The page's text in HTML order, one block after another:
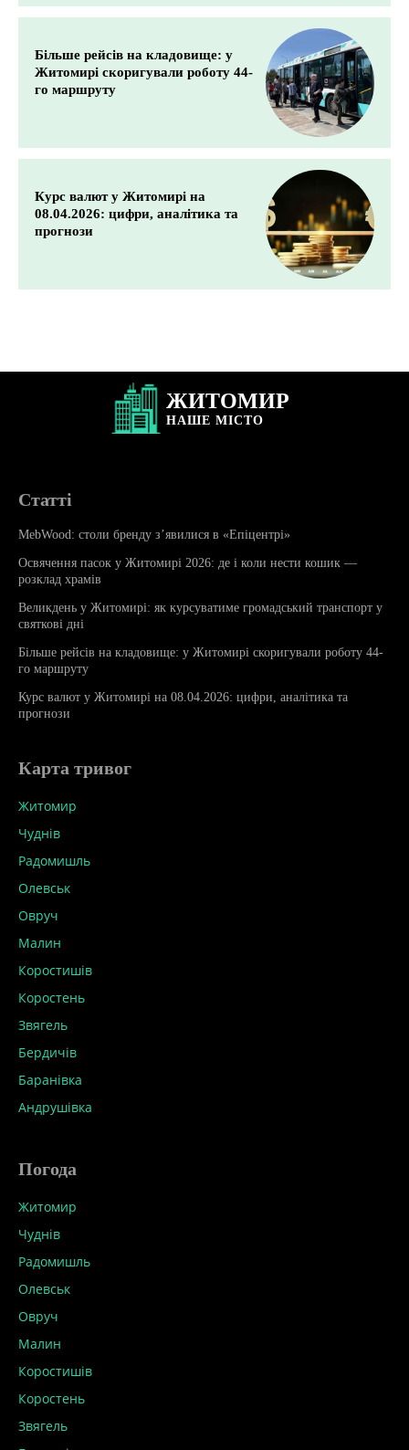
Більше рейсів на кладовище: у
Житомирі скоригували роботу 44-
го маршруту
Курс валют у Житомирі на
08.04.2026: цифри, аналітика та
прогнози
ЖИТОМИР
НАШЕ МІСТО
Статті
MebWood: столи бренду з’явилися в «Епіцентрі»
Освячення пасок у Житомирі 2026: де і коли нести кошик —
розклад храмів
Великдень у Житомирі: як курсуватиме громадський транспорт у
святкові дні
Більше рейсів на кладовище: у Житомирі скоригували роботу 44-
го маршруту
Курс валют у Житомирі на 08.04.2026: цифри, аналітика та
прогнози
Карта тривог
Житомир
Чуднів
Радомишль
Олевськ
Овруч
Малин
Коростишів
Коростень
Звягель
Бердичів
Баранівка
Андрушівка
Погода
Житомир
Чуднів
Радомишль
Олевськ
Овруч
Малин
Коростишів
Коростень
Звягель